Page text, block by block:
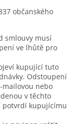
občanského
smlouvy musí
ve lhůtě pro
kupující tuto
Odstoupení
nebo
v těchto
potvrdí kupujícímu